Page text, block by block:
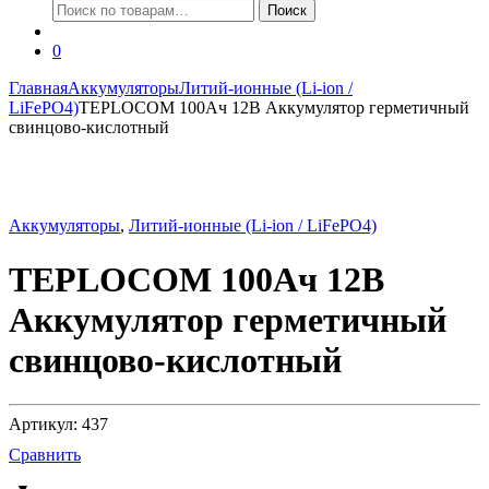
Искать:
Поиск
0
ГлавнаяАккумуляторыЛитий-ионные (Li-ion /
LiFePO4)TEPLOCOM 100Ач 12В Аккумулятор герметичный
свинцово-кислотный
Аккумуляторы, Литий-ионные (Li-ion / LiFePO4)
TEPLOCOM 100Ач 12В
Аккумулятор герметичный
свинцово-кислотный
Артикул: 437
Сравнить